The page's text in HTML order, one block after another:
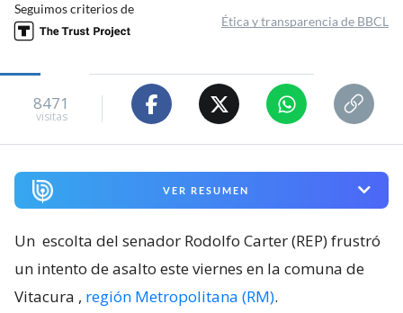
Seguimos criterios de
Ética y transparencia de BBCL
8471
visitas
VER RESUMEN
Un escolta del senador Rodolfo Carter (REP) frustró
un intento de asalto este viernes en la comuna de
Vitacura , región Metropolitana (RM).